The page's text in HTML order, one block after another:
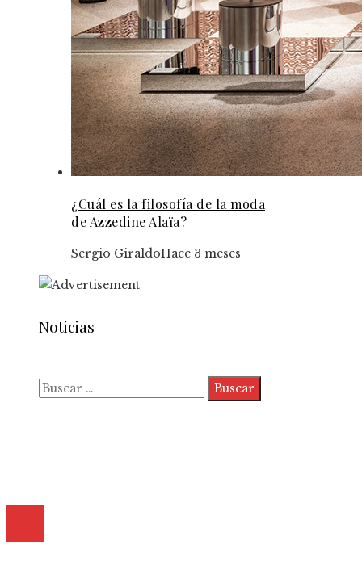
¿Cuál es la filosofía de la moda
de Azzedine Alaïa?
Sergio GiraldoHace 3 meses
Noticias
Buscar: